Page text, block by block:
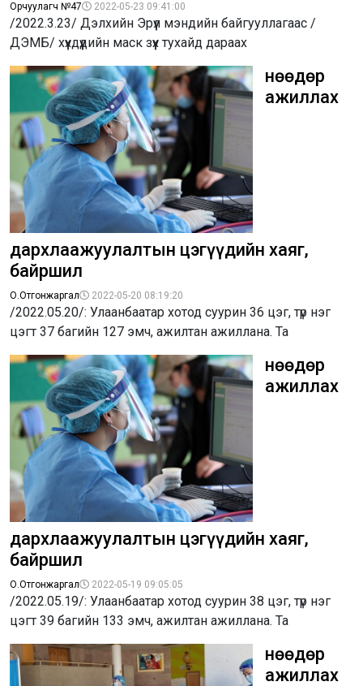
Орчуулагч №47 2022-05-23 09:41:00
/2022.3.23/ Дэлхийн Эрүүл мэндийн байгууллагаас /
ДЭМБ/ хүүхдүүдийн маск зүүх тухайд дараах
Өнөөдөр
ажиллах
дархлаажуулалтын цэгүүдийн хаяг,
байршил
О.Отгонжаргал 2022-05-20 08:19:20
/2022.05.20/: Улаанбаатар хотод суурин 36 цэг, түр нэг
цэгт 37 багийн 127 эмч, ажилтан ажиллана. Та
Өнөөдөр
ажиллах
дархлаажуулалтын цэгүүдийн хаяг,
байршил
О.Отгонжаргал 2022-05-19 09:05:05
/2022.05.19/: Улаанбаатар хотод суурин 38 цэг, түр нэг
цэгт 39 багийн 133 эмч, ажилтан ажиллана. Та
Өнөөдөр
ажиллах